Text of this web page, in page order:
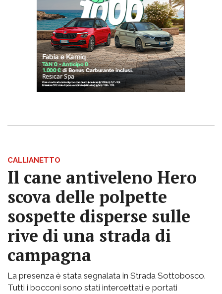
CALLIANETTO
Il cane antiveleno Hero
scova delle polpette
sospette disperse sulle
rive di una strada di
campagna
La presenza è stata segnalata in Strada Sottobosco.
Tutti i bocconi sono stati intercettati e portati